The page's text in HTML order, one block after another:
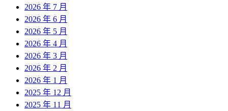
2026 年 7 月
2026 年 6 月
2026 年 5 月
2026 年 4 月
2026 年 3 月
2026 年 2 月
2026 年 1 月
2025 年 12 月
2025 年 11 月